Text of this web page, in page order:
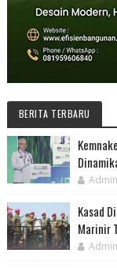
BERITA TERBARU
Kasad
Marinir